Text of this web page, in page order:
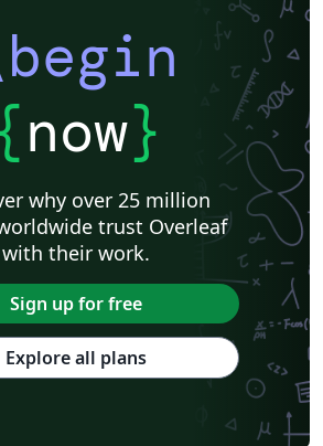
now}
why over 25 million
trust Overleaf
with their work.
Sign up for free
Explore all plans